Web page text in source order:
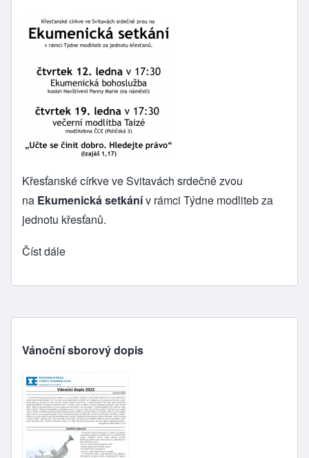
Křesťanské církve ve Svitavách srdečně zvou
na Ekumenická setkánív rámci Týdne modliteb za
jednotu křesťanů.
Číst dále
Vánoční sborový dopis